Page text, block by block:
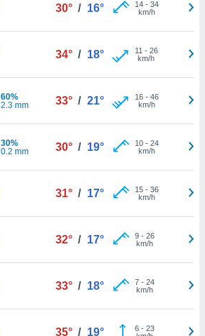
30° / 16° 14- 34
km/h
34° / 18° 11 - 26
km/h
60%
2.3 mm
33° / 21° 16- 46
km/h
30%
0.2 mm
30° / 19° 10- 24
km/h
31° / 17° 15- 36
km/h
32° / 17° 9- 26
km/h
33° / 18° 7- 24
km/h
35° / 19° 6- 23